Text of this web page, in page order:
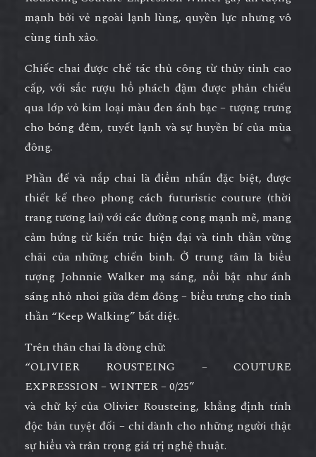
mạnh bởi vẻ ngoài lạnh lùng, quyền lực nhưng vô
cùng tinh xảo.
Chiếc chai được chế tác thủ công từ thủy tinh cao
cấp, với sắc rượu hổ phách đậm được phản chiếu
qua lớp vỏ kim loại màu đen ánh bạc – tượng trưng
cho bóng đêm, tuyết lạnh và sự huyền bí của mùa
đông.
Phần đế và nắp chai là điểm nhấn đặc biệt, được
thiết kế theo phong cách futuristic couture (thời
trang tương lai) với các đường cong mạnh mẽ, mang
cảm hứng từ kiến trúc hiện đại và tinh thần vững
chãi của những chiến binh. Ở trung tâm là biểu
tượng Johnnie Walker mạ sáng, nổi bật như ánh
sáng nhỏ nhoi giữa đêm đông – biểu trưng cho tinh
thần “Keep Walking” bất diệt.
Trên thân chai là dòng chữ:
“OLIVIER ROUSTEING – COUTURE
EXPRESSION – WINTER – 0/25”
và chữ ký của Olivier Rousteing, khẳng định tính
độc bản tuyệt đối – chỉ dành cho những người thật
sự hiểu và trân trọng giá trị nghệ thuật.